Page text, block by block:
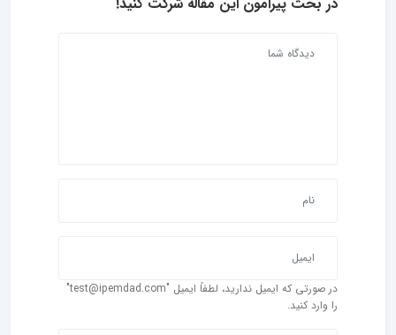
در صورتی که ایمیل ندارید، لطفاً ایمیل "test@ipemdad.com"
را وارد کنید.